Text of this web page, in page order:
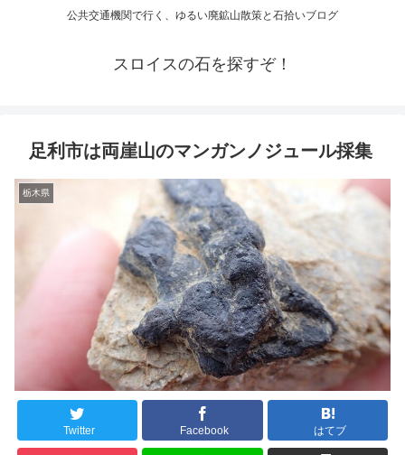
公共交通機関で行く、ゆるい廃鉱山散策と石拾いブログ
スロイスの石を探すぞ！
足利市は両崖山のマンガンノジュール採集
栃木県
Twitter Facebook はてブ